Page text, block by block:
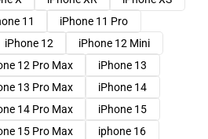
11
iPhone 11 Pro
iPhone 12
iPhone 12 Mini
12 Pro Max
iPhone 13
13 Pro Max
iPhone 14
14 Pro Max
iPhone 15
15 Pro Max
iphone 16